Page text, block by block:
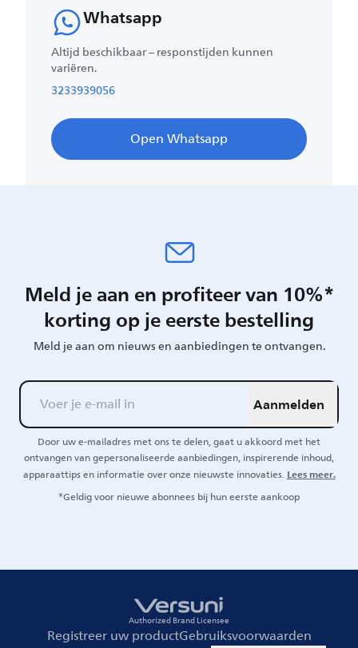
Whatsapp
Altijd beschikbaar – responstijden kunnen
variëren.
3233939056
Open Whatsapp
Meld je aan en profiteer van 10%*
korting op je eerste bestelling
Meld je aan om nieuws en aanbiedingen te ontvangen.
Aanmelden
Door uw e-mailadres met ons te delen, gaat u akkoord met het
ontvangen van gepersonaliseerde aanbiedingen, inspirerende inhoud,
apparaattips en informatie over onze nieuwste innovaties.Lees meer.
*Geldig voor nieuwe abonnees bij hun eerste aankoop
Authorized Brand Licensee
Registreer uw productGebruiksvoorwaarden